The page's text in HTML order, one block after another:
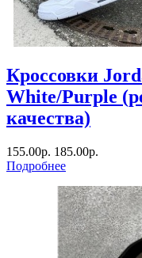
Кроссовки
White/Purple
качества)
155.00р. 185.00р.
Подробнее